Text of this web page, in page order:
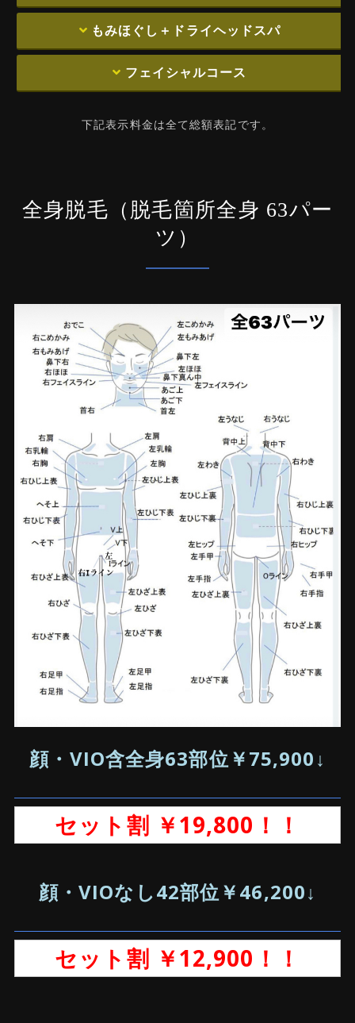
もみほぐし＋ドライヘッドスパ
フェイシャルコース
下記表示料金は全て総額表記です。
全⾝脱⽑（脱毛箇所全身 63パー
ツ）
顔・VIO含全身63部位￥75,900↓
セット割 ￥19,800！！
顔・VIOなし42部位￥46,200↓
セット割 ￥12,900！！